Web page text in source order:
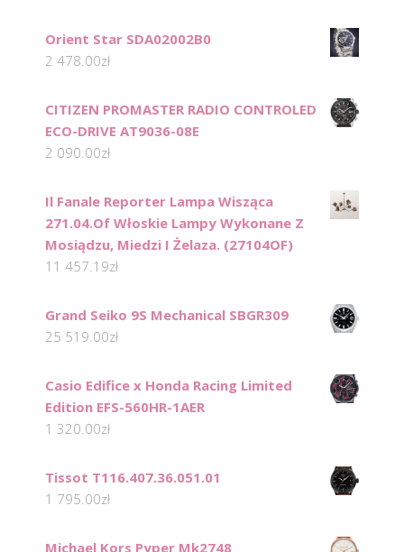
Orient Star SDA02002B0
2 478.00zł
CITIZEN PROMASTER RADIO CONTROLED
ECO-DRIVE AT9036-08E
2 090.00zł
Il Fanale Reporter Lampa Wisząca
271.04.Of Włoskie Lampy Wykonane Z
Mosiądzu, Miedzi I Żelaza. (27104OF)
11 457.19zł
Grand Seiko 9S Mechanical SBGR309
25 519.00zł
Casio Edifice x Honda Racing Limited
Edition EFS-560HR-1AER
1 320.00zł
Tissot T116.407.36.051.01
1 795.00zł
Michael Kors Pyper Mk2748